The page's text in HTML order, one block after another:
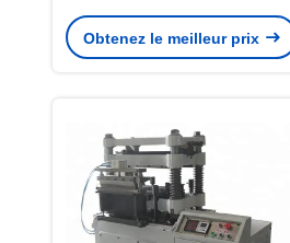
brevet de la machine 280 M/Min
d'aileron de radiateur
Obtenez le meilleur prix